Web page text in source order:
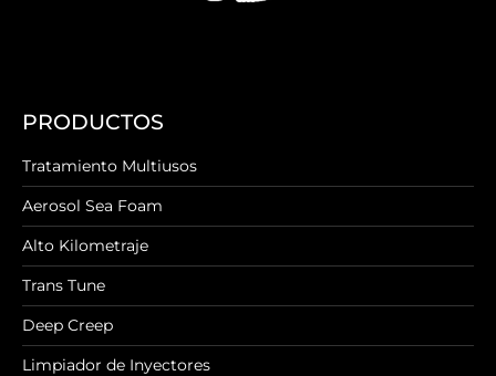
PRODUCTOS
Tratamiento Multiusos
Aerosol Sea Foam
Alto Kilometraje
Trans Tune
Deep Creep
Limpiador de Inyectores